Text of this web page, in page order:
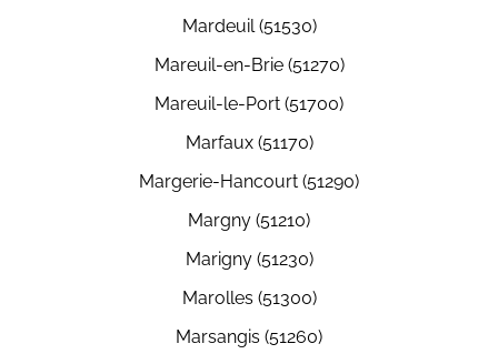
Mardeuil (51530)
Mareuil-en-Brie (51270)
Mareuil-le-Port (51700)
Marfaux (51170)
Margerie-Hancourt (51290)
Margny (51210)
Marigny (51230)
Marolles (51300)
Marsangis (51260)